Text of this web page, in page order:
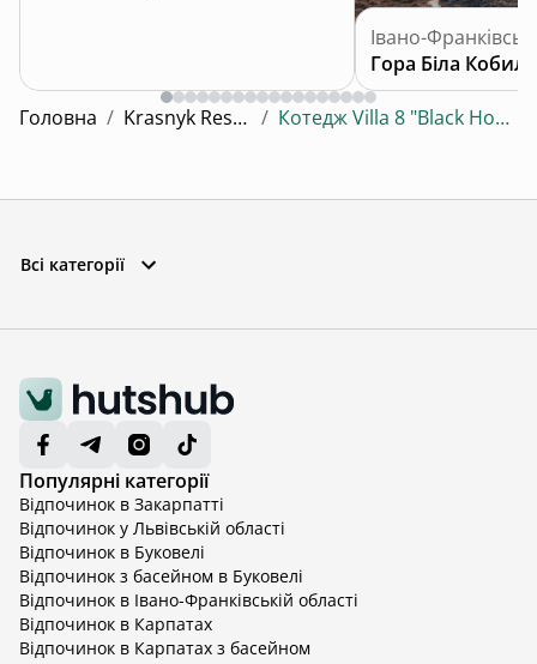
Івано-
Гора Біла Кобила
Головна / Krasnyk Resort / Котедж Villa 8 "Black House"
Всі категорії
Популярні категорії
Відпочинок в Закарпатті
Відпочинок у Львівській області
Відпочинок в Буковелі
Відпочинок з басейном в Буковелі
Відпочинок в Івано-Франківській області
Відпочинок в Карпатах
Відпочинок в Карпатах з басейном